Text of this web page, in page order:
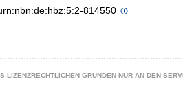
814550
LIZENZRECHTLICHEN GRÜNDEN NUR AN DEN